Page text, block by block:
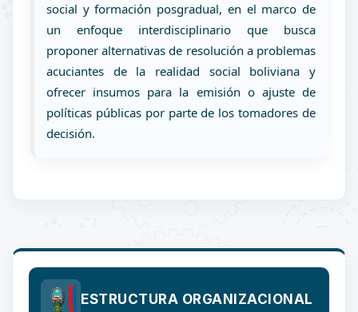
social y formación posgradual, en el marco de
un enfoque interdisciplinario que busca
proponer alternativas de resolución a problemas
acuciantes de la realidad social boliviana y
ofrecer insumos para la emisión o ajuste de
políticas públicas por parte de los tomadores de
decisión.
ESTRUCTURA ORGANIZACIONAL